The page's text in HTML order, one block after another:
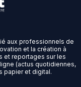
aux professionnels de
et la création à
et reportages sur les
(actus quotidiennes,
papier et digital.